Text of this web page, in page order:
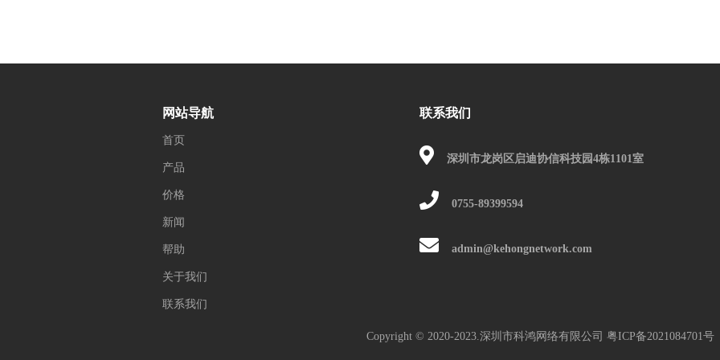
网站导航
首页
产品
价格
新闻
帮助
关于我们
联系我们
联系我们
深圳市龙岗区启迪协信科技园4栋1101室
0755-89399594
admin@kehongnetwork.com
Copyright © 2020-2023.深圳市科鸿网络有限公司 粤ICP备2021084701号